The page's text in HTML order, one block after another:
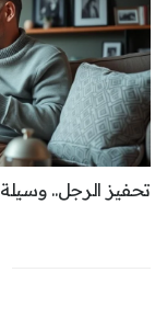
تحفيز الرجل..